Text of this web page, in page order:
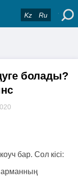
Kz Ru
болады?
бар. Сол кісі: